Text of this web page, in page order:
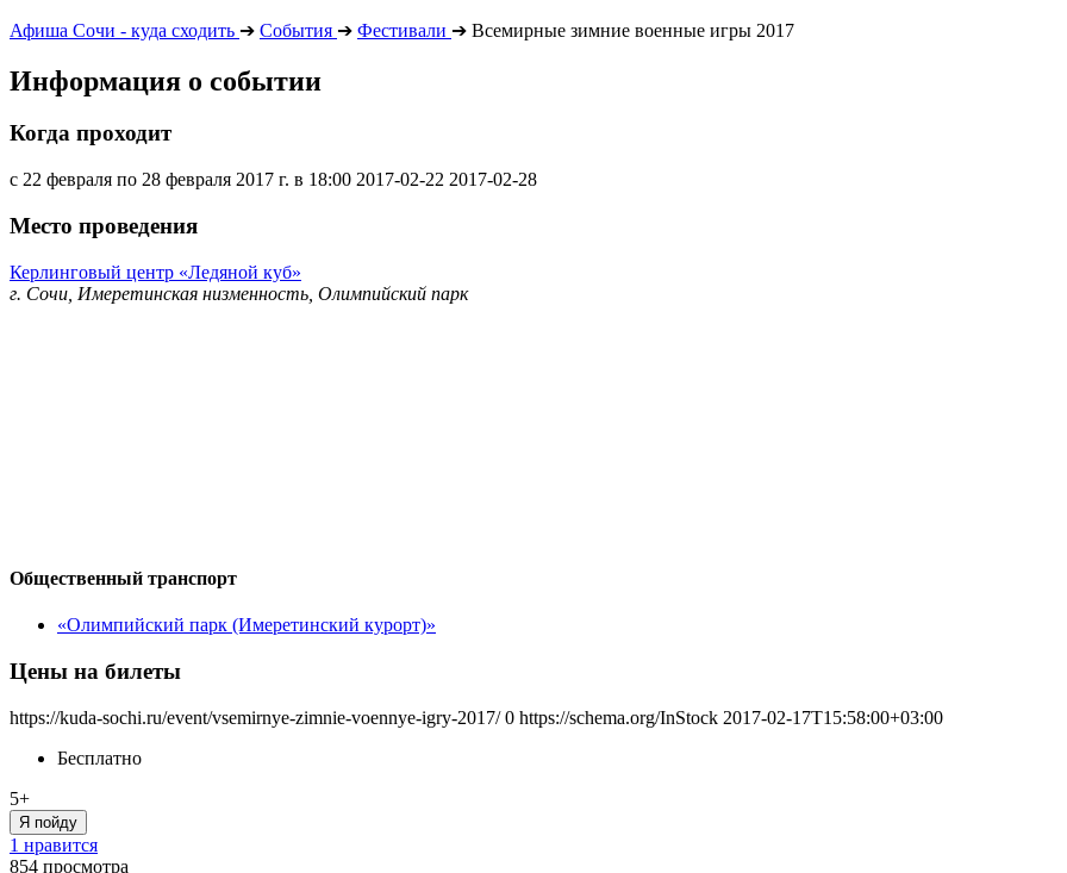
Афиша Сочи - куда сходить ➔ События ➔ Фестивали ➔ Всемирные зимние военные игры 2017
Информация о событии
Когда проходит
с 22 февраля по 28 февраля 2017 г. в 18:00 2017-02-22 2017-02-28
Место проведения
Керлинговый центр «Ледяной куб»
г. Сочи, Имеретинская низменность, Олимпийский парк
Общественный транспорт
«Олимпийский парк (Имеретинский курорт)»
Цены на билеты
https://kuda-sochi.ru/event/vsemirnye-zimnie-voennye-igry-2017/ 0 https://schema.org/InStock 2017-02-17T15:58:00+03:00
Бесплатно
5+
Я пойду
1 нравится
854 просмотра